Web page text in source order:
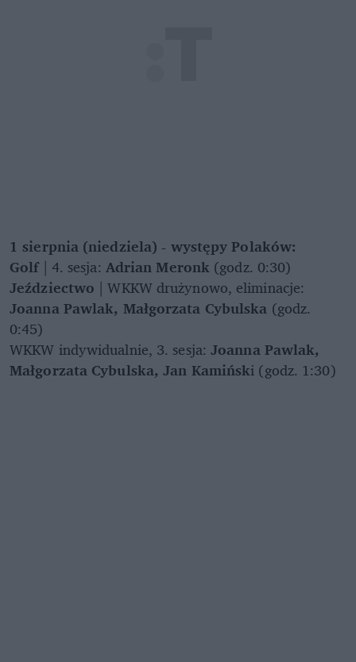
1 sierpnia (niedziela) - występy Polaków:
Golf| 4. sesja: Adrian Meronk (godz. 0:30)
Jeździectwo | WKKW drużynowo, eliminacje:
Joanna Pawlak, Małgorzata Cybulska (godz.
0:45)
WKKW indywidualnie, 3. sesja: Joanna Pawlak,
Małgorzata Cybulska, Jan Kamiński (godz. 1:30)